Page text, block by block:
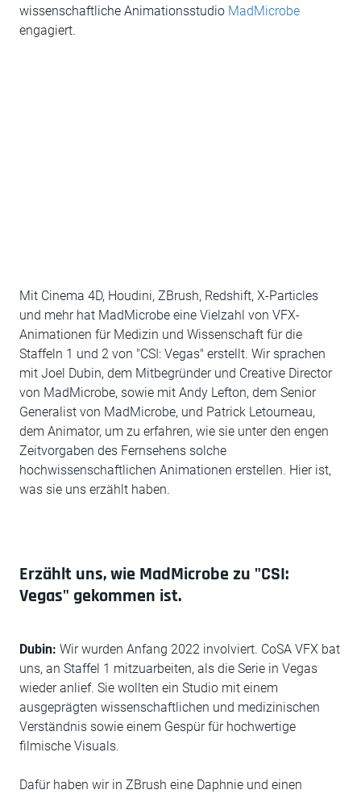
wissenschaftliche Animationsstudio MadMicrobe
engagiert.
Mit Cinema 4D, Houdini, ZBrush, Redshift, X-Particles
und mehr hat MadMicrobe eine Vielzahl von VFX-
Animationen für Medizin und Wissenschaft für die
Staffeln 1 und 2 von "CSI: Vegas" erstellt. Wir sprachen
mit Joel Dubin, dem Mitbegründer und Creative Director
von MadMicrobe, sowie mit Andy Lefton, dem Senior
Generalist von MadMicrobe, und Patrick Letourneau,
dem Animator, um zu erfahren, wie sie unter den engen
Zeitvorgaben des Fernsehens solche
hochwissenschaftlichen Animationen erstellen. Hier ist,
was sie uns erzählt haben.
Erzählt uns, wie MadMicrobe zu "CSI:
Vegas" gekommen ist.
Dubin: Wir wurden Anfang 2022 involviert. CoSA VFX bat
uns, an Staffel 1 mitzuarbeiten, als die Serie in Vegas
wieder anlief. Sie wollten ein Studio mit einem
ausgeprägten wissenschaftlichen und medizinischen
Verständnis sowie einem Gespür für hochwertige
filmische Visuals.
Dafür haben wir in ZBrush eine Daphnie und einen